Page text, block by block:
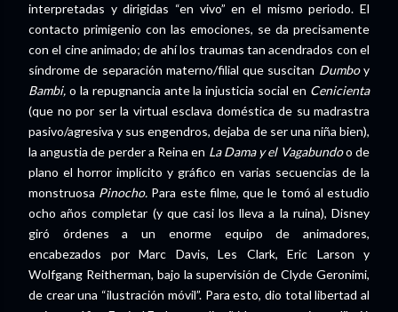
interpretadas y dirigidas “en vivo” en el mismo periodo. El
contacto primigenio con las emociones, se da precisamente
con el cine animado; de ahí los traumas tan acendrados con el
síndrome de separación materno/filial que suscitan Dumboy
Bambi, o la repugnancia ante la injusticia social en Cenicienta
(que no por ser la virtual esclava doméstica de su madrastra
pasivo/agresiva y sus engendros, dejaba de ser una niña bien),
la angustia de perder a Reina en La Dama y el Vagabundoo de
plano el horror implícito y gráfico en varias secuencias de la
monstruosa Pinocho. Para este filme, que le tomó al estudio
ocho años completar (y que casi los lleva a la ruina), Disney
giró órdenes a un enorme equipo de animadores,
encabezados por Marc Davis, Les Clark, Eric Larson y
Wolfgang Reitherman, bajo la supervisión de Clyde Geronimi,
de crear una “ilustración móvil”. Para esto, dio total libertad al